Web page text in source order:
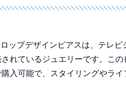
ップデザインピアスは、テレビ
れているジュエリーです。こ
入可能で、スタイリングやラ